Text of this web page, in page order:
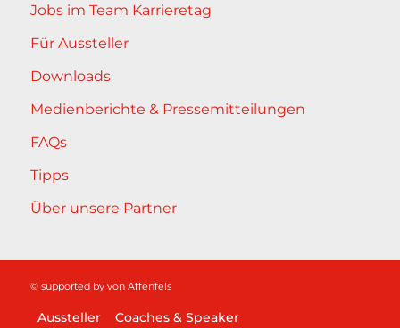
Jobs im Team Karrieretag
Für Aussteller
Downloads
Medienberichte & Pressemitteilungen
FAQs
Tipps
Über unsere Partner
© supported by von Affenfels
Aussteller Coaches & Speaker